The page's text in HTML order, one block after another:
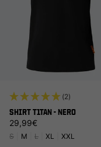
(2)
SHIRT T1TAN - NERO
Prezzo di listino
29,99€
S M L XL XXL